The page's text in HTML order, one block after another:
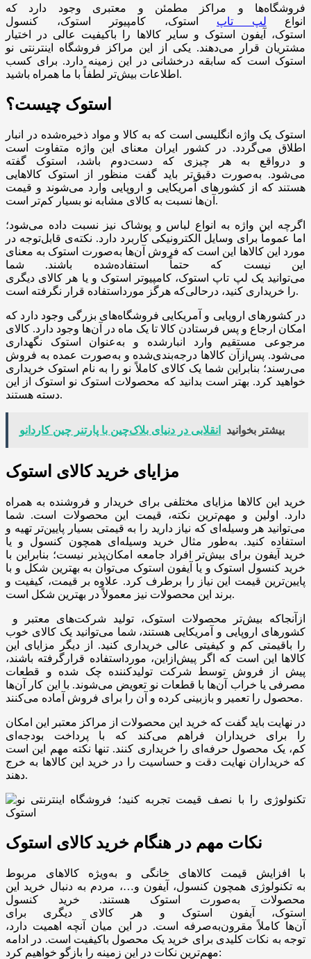
فروشگاه‌ها و مراکز مطمئن و معتبری وجود دارد که
انواع لپ تاپ استوک، کامپیوتر استوک، کنسول
استوک، آیفون استوک و سایر کالاها را باکیفیت عالی در اختیار
مشتریان قرار می‌دهند. یکی از این مراکز فروشگاه اینترنتی نو
استوک است که سابقه درخشانی در این زمینه دارد. برای کسب
اطلاعات بیش‌تر لطفاً با ما همراه باشید.
استوک چیست؟
استوک یک واژه انگلیسی است که به کالا و مواد ذخیره‌شده در انبار
اطلاق می‌گردد. در کشور ایران معنای این واژه متفاوت است
و درواقع به هر چیزی که دست‌دوم باشد، استوک گفته
می‌شود. به‌صورت دقیق‌تر باید گفت منظور از استوک کالاهایی
هستند که از کشورهای آمریکایی و اروپایی وارد می‌شوند و قیمت
آن‌ها نسبت به کالای مشابه نو بسیار کم‌تر است.
اگرچه این واژه به انواع لباس و پوشاک نیز نسبت داده می‌شود؛
اما عموماً برای وسایل الکترونیکی کاربرد دارد. نکته‌ی قابل‌توجه در
مورد این کالاها این است که فروش آن‌ها به‌صورت استوک به معنای
این نیست که حتماً استفاده‌شده باشند. شما
می‌توانید یک لپ تاپ استوک، کامپیوتر استوک و یا هر کالای دیگری
را خریداری کنید، درحالی‌که هرگز مورداستفاده قرار نگرفته است.
در کشورهای اروپایی و آمریکایی فروشگاه‌های بزرگی وجود دارد که
امکان ارجاع و پس فرستادن کالا تا یک ماه در آن‌ها وجود دارد. کالای
مرجوعی مستقیم وارد انبارشده و به‌عنوان استوک نگهداری
می‌شود. پس‌ازآن کالاها درجه‌بندی‌شده و به‌صورت عمده به فروش
می‌رسند؛ بنابراین شما یک کالای کاملاً نو را به نام استوک خریداری
خواهید کرد. بهتر است بدانید که محصولات استوک نو استوک از این
دسته هستند.
بیشتر بخوانید انقلابی در دنیای بلاک‌چین با پارتنر چین کاردانو
مزایای خرید کالای استوک
خرید این کالاها مزایای مختلفی برای خریدار و فروشنده به همراه
دارد. اولین و مهم‌ترین نکته، قیمت این محصولات است. شما
می‌توانید هر وسیله‌ای که نیاز دارید را به قیمتی بسیار پایین‌تر تهیه و
استفاده کنید. به‌طور مثال خرید وسیله‌ای همچون کنسول و یا
خرید آیفون برای بیش‌تر افراد جامعه امکان‌پذیر نیست؛ بنابراین با
خرید کنسول استوک و یا آیفون استوک می‌توان به بهترین شکل و با
پایین‌ترین قیمت این نیاز را برطرف کرد. علاوه بر قیمت، کیفیت و
برند این محصولات نیز معمولاً در بهترین شکل است.
کشورهای اروپایی و آمریکایی هستند، شما می‌توانید یک کالای خوب
را باقیمتی کم و کیفیتی عالی خریداری کنید. از دیگر مزایای این
کالاها این است که اگر پیش‌ازاین، مورداستفاده قرارگرفته باشند،
پیش از فروش توسط شرکت تولیدکننده چک شده و قطعات
مصرفی یا خراب آن‌ها با قطعات نو تعویض می‌شوند. با این کار آن‌ها
محصول را تعمیر و بازبینی کرده و آن را برای فروش آماده می‌کنند.
در نهایت باید گفت که خرید این محصولات از مراکز معتبر این امکان
را برای خریداران فراهم می‌کند که با پرداخت بودجه‌ای
کم، یک محصول حرفه‌ای را خریداری کنند. تنها نکته مهم این است
که خریداران نهایت دقت و حساسیت را در خرید این کالاها به خرج
دهند.
نکات مهم در هنگام خرید کالای استوک
با افزایش قیمت کالاهای خانگی و به‌ویژه کالاهای مربوط
به تکنولوژی همچون کنسول، آیفون و…، مردم به دنبال خرید این
محصولات به‌صورت استوک هستند. خرید کنسول
استوک، آیفون استوک و هر کالای دیگری برای
آن‌ها کاملاً مقرون‌به‌صرفه است. در این میان آنچه اهمیت دارد،
توجه به نکات کلیدی برای خرید یک محصول باکیفیت است. در ادامه
مهم‌ترین نکات در این زمینه را بازگو خواهیم کرد: